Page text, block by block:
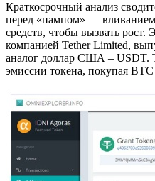
Краткосрочный анализ
перед «пампом» —
средств, чтобы вызвать рост.
компанией Tether Limited,
аналог доллар США – USDT.
эмиссии токена, покупая